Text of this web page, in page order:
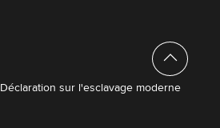
Déclaration sur l'esclavage moderne